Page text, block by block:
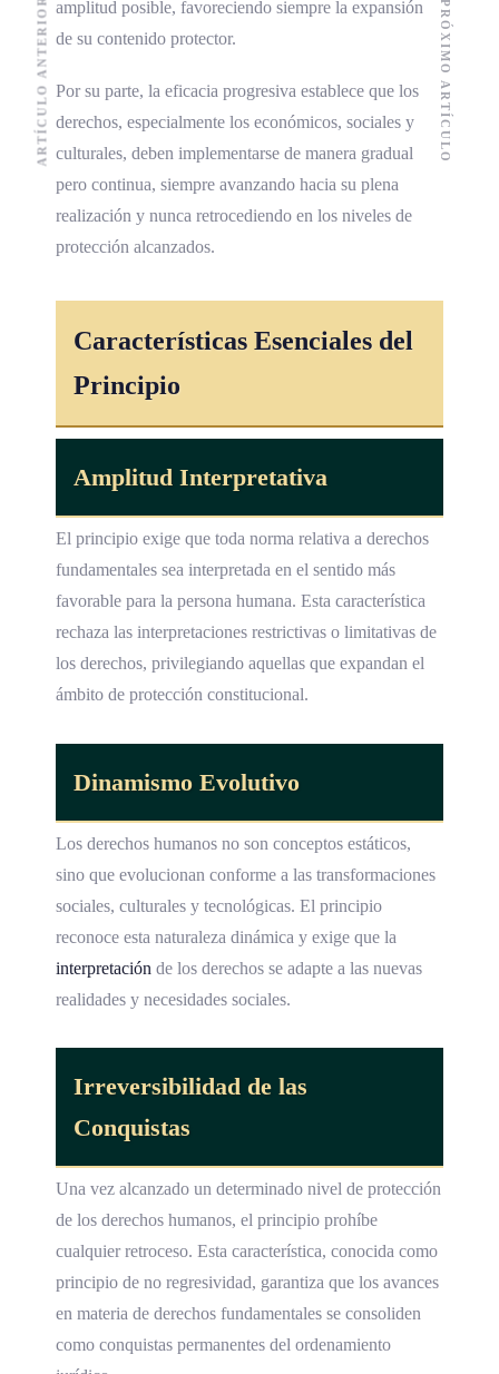
amplitud posible, favoreciendo siempre la expansión
de su contenido protector.
Por su parte, la eficacia progresiva establece que los
derechos, especialmente los económicos, sociales y
culturales, deben implementarse de manera gradual
pero continua, siempre avanzando hacia su plena
realización y nunca retrocediendo en los niveles de
protección alcanzados.
Características Esenciales del
Principio
Amplitud Interpretativa
El principio exige que toda norma relativa a derechos
fundamentales sea interpretada en el sentido más
favorable para la persona humana. Esta característica
rechaza las interpretaciones restrictivas o limitativas de
los derechos, privilegiando aquellas que expandan el
ámbito de protección constitucional.
Dinamismo Evolutivo
Los derechos humanos no son conceptos estáticos,
sino que evolucionan conforme a las transformaciones
sociales, culturales y tecnológicas. El principio
reconoce esta naturaleza dinámica y exige que la
interpretación de los derechos se adapte a las nuevas
realidades y necesidades sociales.
Irreversibilidad de las
Conquistas
Una vez alcanzado un determinado nivel de protección
de los derechos humanos, el principio prohíbe
cualquier retroceso. Esta característica, conocida como
principio de no regresividad, garantiza que los avances
en materia de derechos fundamentales se consoliden
como conquistas permanentes del ordenamiento
ARTÍCULO ANTERIOR PRÓXIMO ARTÍCULO